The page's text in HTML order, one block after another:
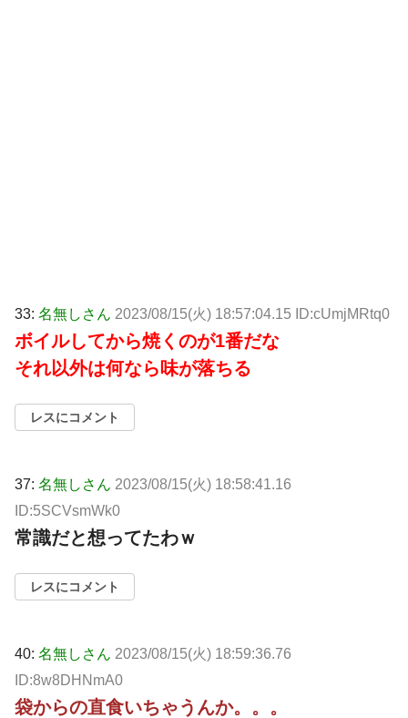
33: 名無しさん 2023/08/15(火) 18:57:04.15 ID:cUmjMRtq0
ボイルしてから焼くのが1番だな
それ以外は何なら味が落ちる
レスにコメント
37: 名無しさん 2023/08/15(火) 18:58:41.16
ID:5SCVsmWk0
常識だと想ってたわｗ
レスにコメント
40: 名無しさん 2023/08/15(火) 18:59:36.76
ID:8w8DHNmA0
袋からの直食いちゃうんか。。。